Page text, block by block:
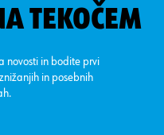
TEKOČEM
novosti in bodite prvi
in posebnih